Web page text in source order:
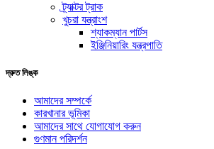
ট্র্যাক্টর ট্রাক
খুচরা যন্ত্রাংশ
শ্যাকম্যান পার্টস
ইঞ্জিনিয়ারিং যন্ত্রপাতি
দ্রুত লিঙ্ক
আমাদের সম্পর্কে
কারখানার ভূমিকা
আমাদের সাথে যোগাযোগ করুন
গুণমান পরিদর্শন